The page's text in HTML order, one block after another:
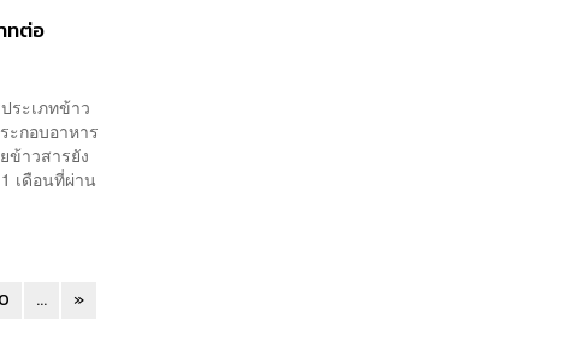
ทต่อ
ระเภทข้าว
ะกอบอาหาร
ข้าวสารยัง
เดือนที่ผ่าน
...
»